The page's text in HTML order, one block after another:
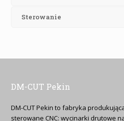
Sterowanie
DM-CUT Pekin
DM-CUT Pekin to fabryka
sterowane CNC: wycinarki drutowe